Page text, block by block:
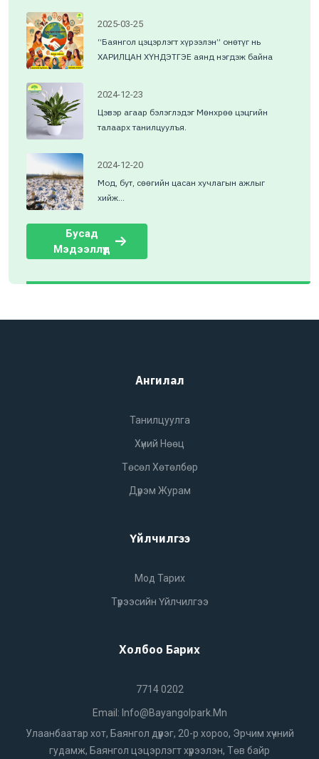
2025-03-25
“Баянгол цэцэрлэгт хүрээлэн” онөтүг нь
ХАРИЛЦАН ХҮНДЭТГЭЕ аянд нэгдэж байна
2024-12-23
Цэвэр агаар бэлэглэдэг Мөнхрөө цэцгийн
талаарх танилцуулъя.
2024-12-20
Мод, бут, сөөгийн цасан хучлагын ажлыг
хийж...
Бусад
Мэдээллүүд
Ангилал
Танилцуулга
Хүний Нөөц
Төсөл Хөтөлбөр
Дүрэм Журам
Үйлчилгээ
Мод Тарих
Түрээсийн Үйлчилгээ
Холбоо Барих
7714 0202
Email: Info@bayangolpark.mn
Улаанбаатар хот, Баянгол дүүрэг, 20-р хороо, Эрчим хүчний
гудамж, Баянгол цэцэрлэгт хүрээлэн, Төв байр